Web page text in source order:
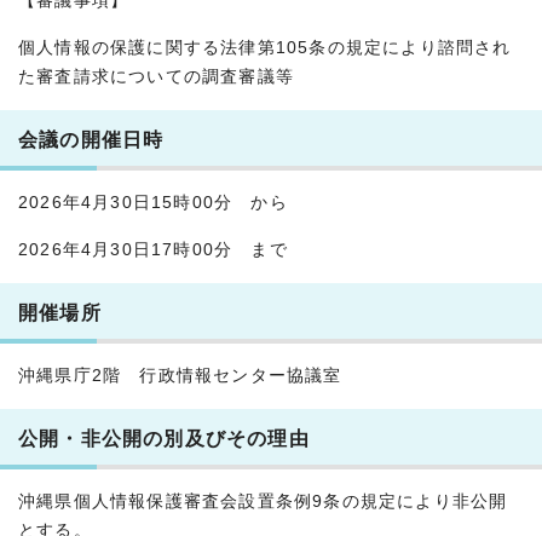
個人情報の保護に関する法律第105条の規定により諮問され
た審査請求についての調査審議等
会議の開催日時
2026年4月30日15時00分 から
2026年4月30日17時00分 まで
開催場所
沖縄県庁2階 行政情報センター協議室
公開・非公開の別及びその理由
沖縄県個人情報保護審査会設置条例9条の規定により非公開
とする。